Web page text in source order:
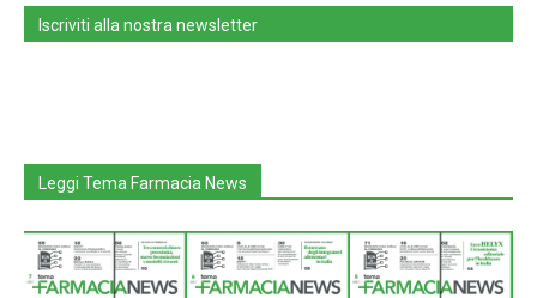
Iscriviti alla nostra newsletter
Leggi Tema Farmacia News